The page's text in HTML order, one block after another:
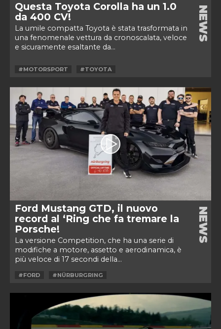
Questa Toyota Corolla ha un 1.0
da 400 CV!
La umile compatta Toyota è stata trasformata in
una fenomenale vettura da cronoscalata, veloce
e sicuramente esaltante da...
NEWS
#MOTORSPORT #TOYOTA
Ford Mustang GTD, il nuovo
record al ‘Ring che fa tremare la
Porsche!
La versione Competition, che ha una serie di
modifiche a motore, assetto e aerodinamica, è
più veloce di 17 secondi della...
NEWS
#FORD #NÜRBURGRING